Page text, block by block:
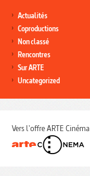
Actualités
Coproductions
Non classé
Rencontres
Sur ARTE
Uncategorized
Vers l'offre ARTE Cinéma